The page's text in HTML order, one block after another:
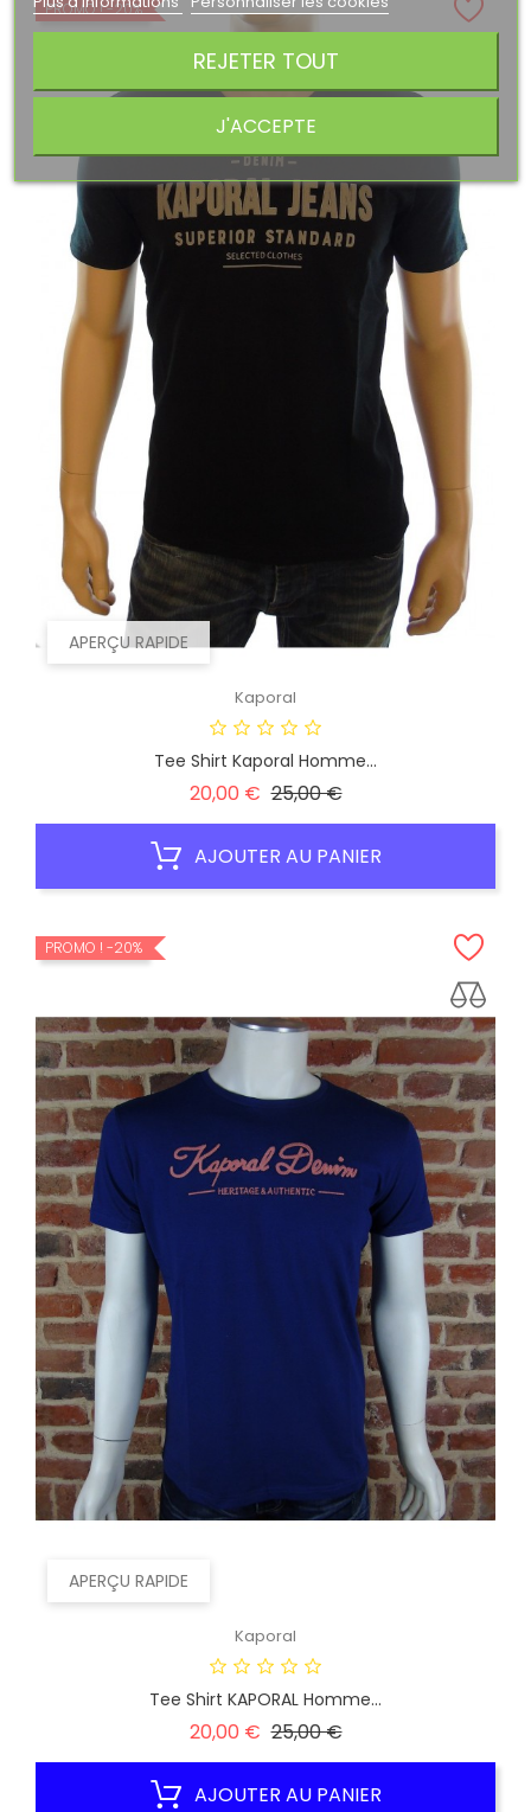
REJETER TOUT
J'ACCEPTE
APERÇU RAPIDE
PROMO !-20%
Kaporal
Tee Shirt Kaporal Homme...
20,00 € Prix
25,00 €Prix
AJOUTER AU PANIER
APERÇU RAPIDE
PROMO ! -20%
Kaporal
Tee Shirt KAPORAL Homme...
20,00 € Prix
25,00 €Prix
AJOUTER AU PANIER